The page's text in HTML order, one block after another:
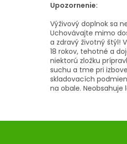
Upozornenie:
Výživový doplnok sa
Uchovávajte mimo
a zdravý životný štýl!
18 rokov, tehotné a
niektorú zložku
suchu a tme pri
skladovacích
na obale. Neobsahuje